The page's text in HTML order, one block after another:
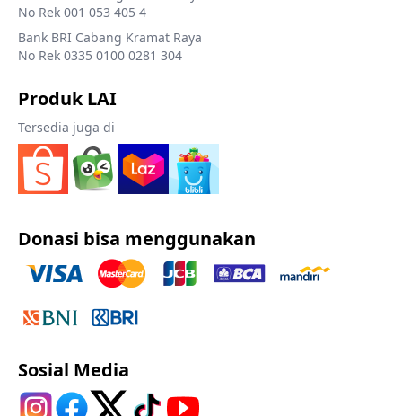
No Rek 001 053 405 4
Bank BRI Cabang Kramat Raya
No Rek 0335 0100 0281 304
Produk LAI
Tersedia juga di
Donasi bisa menggunakan
Sosial Media